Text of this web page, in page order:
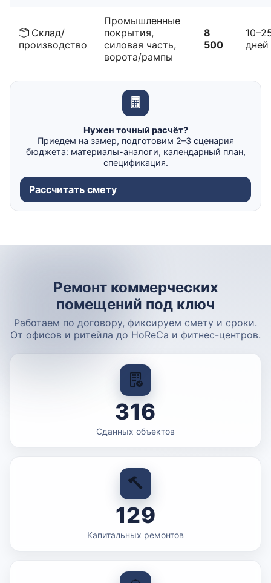
Склад/
производство
Промышленные
покрытия,
силовая часть,
ворота/рампы
8
500
дней
Нужен точный расчёт?
Приедем на замер, подготовим 2–3 сценария
бюджета: материалы-аналоги, календарный план,
спецификация.
Рассчитать смету
Ремонт коммерческих
помещений под ключ
Работаем по договору, фиксируем смету и сроки.
От офисов и ритейла до HoReCa и фитнес-центров.
316
Сданных объектов
129
Капитальных ремонтов